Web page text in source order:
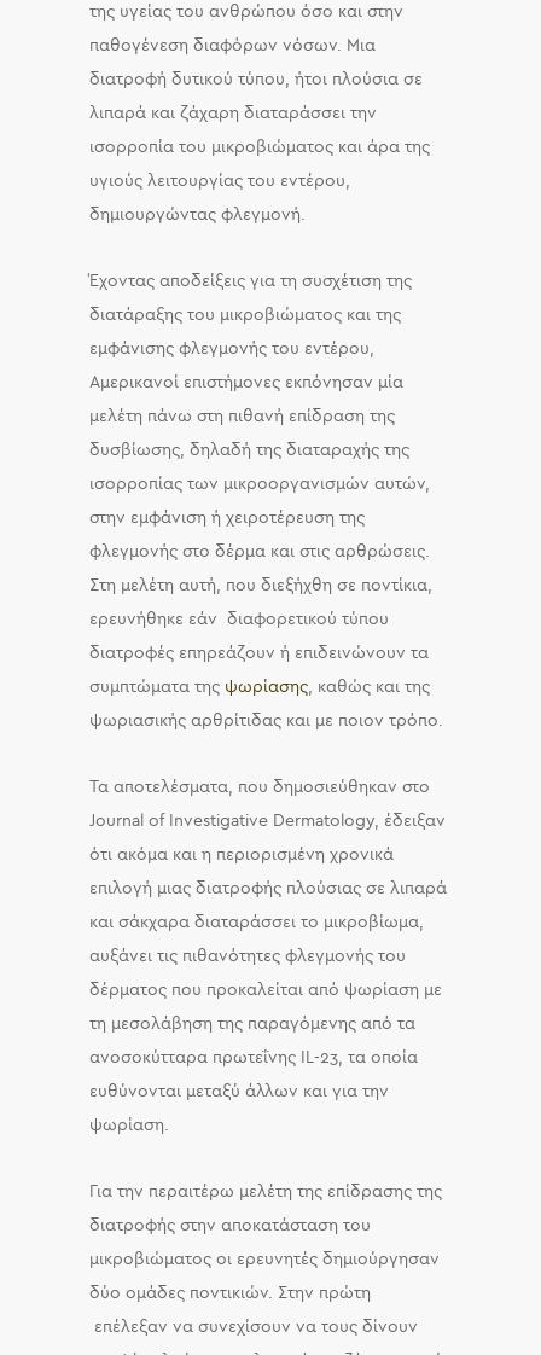
της υγείας του ανθρώπου όσο και στην
παθογένεση διαφόρων νόσων. Μια
διατροφή δυτικού τύπου, ήτοι πλούσια σε
λιπαρά και ζάχαρη διαταράσσει την
ισορροπία του μικροβιώματος και άρα της
υγιούς λειτουργίας του εντέρου,
δημιουργώντας φλεγμονή.
Έχοντας αποδείξεις για τη συσχέτιση της
διατάραξης του μικροβιώματος και της
εμφάνισης φλεγμονής του εντέρου,
Αμερικανοί επιστήμονες εκπόνησαν μία
μελέτη πάνω στη πιθανή επίδραση της
δυσβίωσης, δηλαδή της διαταραχής της
ισορροπίας των μικροοργανισμών αυτών,
στην εμφάνιση ή χειροτέρευση της
φλεγμονής στο δέρμα και στις αρθρώσεις.
Στη μελέτη αυτή, που διεξήχθη σε ποντίκια,
ερευνήθηκε εάν διαφορετικού τύπου
διατροφές επηρεάζουν ή επιδεινώνουν τα
συμπτώματα της ψωρίασης, καθώς και της
ψωριασικής αρθρίτιδας και με ποιον τρόπο.
Τα αποτελέσματα, που δημοσιεύθηκαν στο
Journal of Investigative Dermatology, έδειξαν
ότι ακόμα και η περιορισμένη χρονικά
επιλογή μιας διατροφής πλούσιας σε λιπαρά
και σάκχαρα διαταράσσει το μικροβίωμα,
αυξάνει τις πιθανότητες φλεγμονής του
δέρματος που προκαλείται από ψωρίαση με
τη μεσολάβηση της παραγόμενης από τα
ανοσοκύτταρα πρωτεΐνης IL-23, τα οποία
ευθύνονται μεταξύ άλλων και για την
ψωρίαση.
Για την περαιτέρω μελέτη της επίδρασης της
διατροφής στην αποκατάσταση του
μικροβιώματος οι ερευνητές δημιούργησαν
δύο ομάδες ποντικιών. Στην πρώτη
επέλεξαν να συνεχίσουν να τους δίνουν